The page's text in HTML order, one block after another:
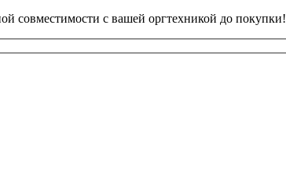
совместимости с вашей оргтехникой до покупки!